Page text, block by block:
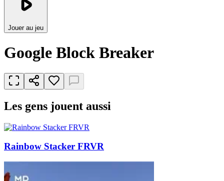
Jouer au jeu
Google Block Breaker
Les gens jouent aussi
Rainbow Stacker FRVR